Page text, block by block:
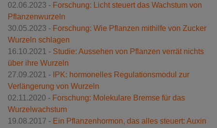
02.06.2023 - Forschung: Licht steuert das Wachstum von
Pflanzenwurzeln
30.05.2023 - Forschung: Wie Pflanzen mithilfe von Zucker
Wurzeln schlagen
16.10.2021 - Studie: Aussehen von Pflanzen verrät nichts
über ihre Wurzeln
27.09.2021 -
IPK: hormonelles Regulationsmodul zur
Verlängerung von Wurzeln
02.11.2020 - Forschung: Molekulare Bremse für das
Wurzelwachstum
19.08.2017 - Ein Pflanzenhormon, das alles steuert: Auxin